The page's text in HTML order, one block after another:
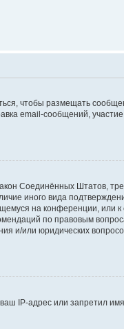
чтобы размещать
email-сообщений, участие
Соединённых Штатов,
иного вида
на конференции, или
по правовым
и/или юридических
IP-адрес или запретил